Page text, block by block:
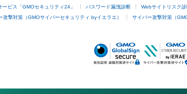
ビス「GMOセキュリティ24」 パスワード漏洩診断 Webサイトリスク
攻撃対策（GMOサイバーセキュリティ byイエラエ） サイバー攻撃対策（